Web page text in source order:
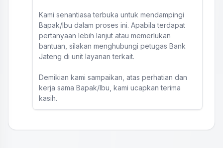
Kami senantiasa terbuka untuk mendampingi
Bapak/Ibu dalam proses ini. Apabila terdapat
pertanyaan lebih lanjut atau memerlukan
bantuan, silakan menghubungi petugas Bank
Jateng di unit layanan terkait.
Demikian kami sampaikan, atas perhatian dan
kerja sama Bapak/Ibu, kami ucapkan terima
kasih.